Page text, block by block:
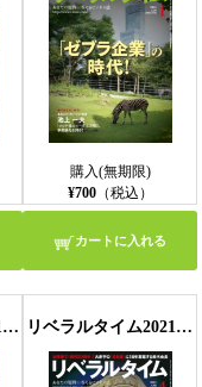
購入(無期限)
¥700（税込）
カートに入れる
リベラルタイム2021年3月号 リベラルタイム2021年4月号